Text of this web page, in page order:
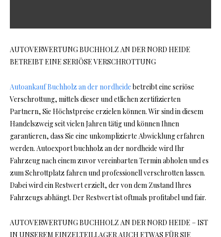
AUTOVERWERTUNG BUCHHOLZ AN DER NORD HEIDE
BETREIBT EINE SERIÖSE VERSCHROTTUNG
Autoankauf Buchholz an der nordheidebetreibt eine seriöse
Verschrottung, mittels dieser und etlichen zertifizierten
Partnern, Sie Höchstpreise erzielen können. Wir sind in diesem
Handelszweig seit vielen Jahren tätig und können Ihnen
garantieren, dass Sie eine unkomplizierte Abwicklung erfahren
werden. Autoexport buchholz an der nordheide wird Ihr
Fahrzeug nach einem zuvor vereinbarten Termin abholen und es
zum Schrottplatz fahren und professionell verschrotten lassen.
Dabei wird ein Restwert erzielt, der von dem Zustand Ihres
Fahrzeugs abhängt. Der Restwert ist oftmals profitabel und fair.
AUTOVERWERTUNG BUCHHOLZ AN DER NORD HEIDE – IST
IN UNSEREM EINZELTEILLAGER AUCH ETWAS FÜR SIE